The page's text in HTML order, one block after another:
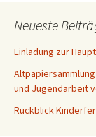
Neueste
Einladung zur
und Jugendarbeit
Rückblick